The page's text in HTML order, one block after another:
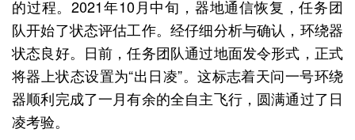
的过程。2021年10月中旬，器地通信恢复，任务团
队开始了状态评估工作。经仔细分析与确认，环绕器
状态良好。日前，任务团队通过地面发令形式，正式
将器上状态设置为“出日凌”。这标志着天问一号环绕
器顺利完成了一月有余的全自主飞行，圆满通过了日
凌考验。